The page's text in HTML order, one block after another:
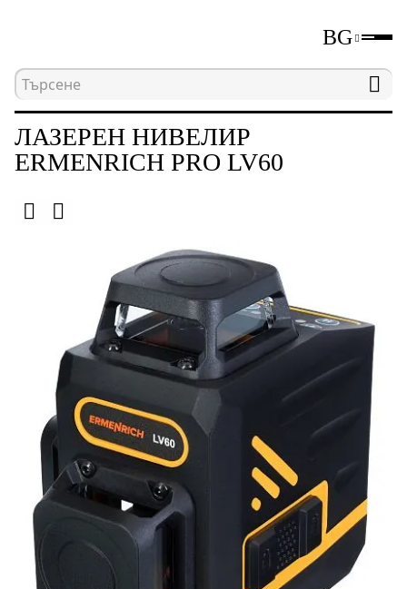
BG
Начална страница Лазерни и
ЛАЗЕРЕН НИВЕЛИР
ERMENRICH PRO LV60